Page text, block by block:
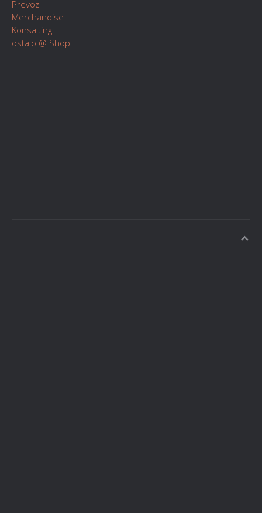
Prevoz
Merchandise
Konsalting
ostalo @ Shop